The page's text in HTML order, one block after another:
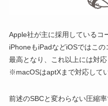
Apple社が主に採用しているコ
iPhoneもiPadなどiOSではこの
最高となり、これ以上には対応
※macOSはaptXまで対応してい
前述のSBCと変わらない圧縮率